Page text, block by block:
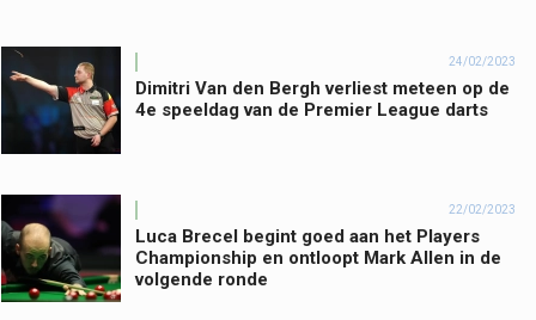
24/02/2023
Dimitri Van den Bergh verliest meteen op de
4e speeldag van de Premier League darts
22/02/2023
Luca Brecel begint goed aan het Players
Championship en ontloopt Mark Allen in de
volgende ronde